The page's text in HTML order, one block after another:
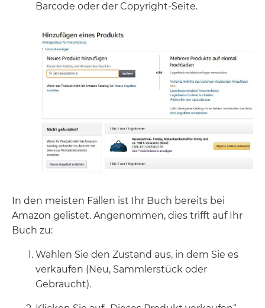
Barcode oder der Copyright-Seite.
In den meisten Fällen ist Ihr Buch bereits bei
Amazon gelistet. Angenommen, dies trifft auf Ihr
Buch zu:
Wählen Sie den Zustand aus, in dem Sie es
verkaufen (Neu, Sammlerstück oder
Gebraucht).